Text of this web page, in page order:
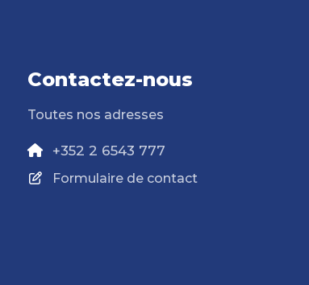
Contactez-nous
Toutes nos adresses
+352 2 6543 777
Formulaire de contact